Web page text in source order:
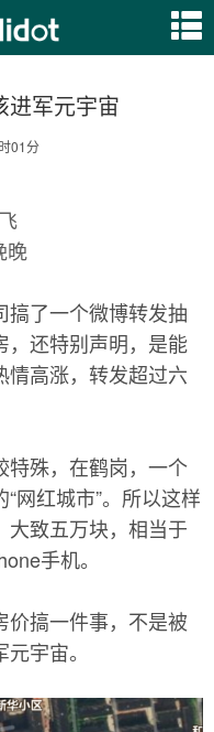
进军元宇宙
01分
晚
搞了一个微博转发抽
，还特别声明，是能
情高涨，转发超过六
特殊，在鹤岗，一个
网红城市”。所以这样
大致五万块，相当于
手机。
价搞一件事，不是被
宇宙。